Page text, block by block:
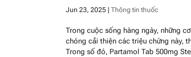
Jun 23, 2025 |Thông tin thuốc
Trong cuộc sống hàng ngày, những
chóng cải thiện các triệu chứng này,
Trong số đó, Partamol Tab 500mg